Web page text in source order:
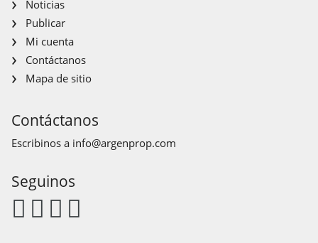
Noticias
Publicar
Mi cuenta
Contáctanos
Mapa de sitio
Contáctanos
Escribinos a info@argenprop.com
Seguinos